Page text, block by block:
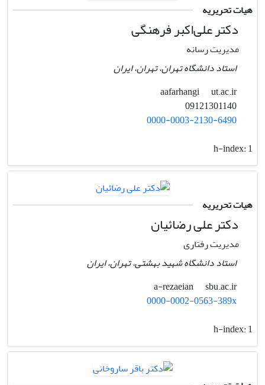
هیات تحریریه
دکتر علی‌اکبر فرهنگی
مدیریت رسانه
استاد دانشگاه تهران، تهران، ایران
aafarhangi
ut.ac.ir
0000-0003-2130-6490
h-index:1
هیات تحریریه
دکتر علی رضائیان
مدیریت رفتاری
استاد دانشگاه شهید بهشتی، تهران، ایران
a-rezaeian
sbu.ac.ir
0000-0002-0563-389x
h-index:1